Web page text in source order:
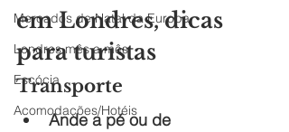
Mercados de Natal da Europa
Londres mês a mês
Escócia
Acomodações/Hotéis
em Londres, dicas
para turistas
Transporte
Ande a pé ou de